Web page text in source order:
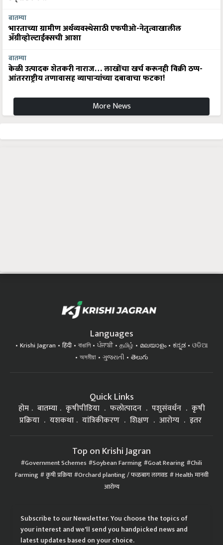
भारताच्या ग्रामीण अर्थव्यवस्थेसाठी एफपीओ-नेतृत्वाखालील
अ‍ॅग्रीव्होल्टाईक्सची आशा
केळी उत्पादक शेतकरी नाराज… लाखोंचा खर्च करूनही विक्री ठप्प-
आंतरराष्ट्रीय तणावासह व्यापाऱ्यांच्या दबावाचा फटका!
More News
বাঙালি ਪੰਜਾਬੀ தமிழ்
অসমীয়া
ગુજરાતી తెలుగు
कृषीपीडिया फलोत्पादन
प्रक्रिया
यशकथा यांत्रिकीकरण शिक्षण आरोग्य इतर
Government Schemes Soybean Farming Goat Rearing
Farming कृषी प्रक्रिया Orchard planting / फळबाग लागवड Health मानवी
आरोग्य
your interest and we'll send you handpicked news and
latest updates based on your choice.